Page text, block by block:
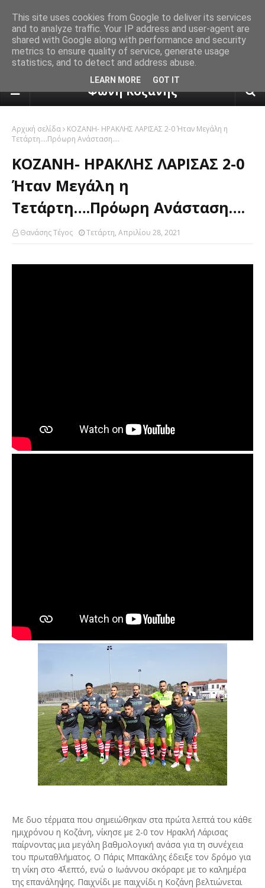
πρόγνωση καιρού από το
Φωνή Κοζάνης
Αρχική σελίδα
ΚΟΖΑΝΗ- ΗΡΑΚΛΗΣ ΛΑΡΙΣΑΣ 2-0 Ήταν Μεγάλη η
Τετάρτη….Πρόωρη Ανάσταση….
ΚΟΖΑΝΗ- ΗΡΑΚΛΗΣ ΛΑΡΙΣΑΣ 2-0
Ήταν Μεγάλη η
Τετάρτη….Πρόωρη Ανάσταση….
Θανάσης Τέγος Τετάρτη, Απριλίου 28, 2021
Με δυο τέρματα που σημειώθηκαν στα πρώτα λεπτά του κάθε
ημιχρόνου η Κοζάνη, νίκησε με 2-0 τον Ηρακλή Λάρισας
παίρνοντας μια μεγάλη βαθμολογική ανάσα για τη συνέχεια
του πρωταθλήματος. Ο Πάρις Μπακάλης έδειξε τον δρόμο για
τη νίκη στο 4΄λεπτό, ενώ ο Ιωάννου σκόραρε με το καλημέρα
της επανάληψης. Παιχνίδι με παιχνίδι η Κοζάνη βελτιώνεται
This site uses cookies from Google to deliver its services
and to analyze traffic. Your IP address and user-agent are
shared with Google along with performance and security
metrics to ensure quality of service, generate usage
statistics, and to detect and address abuse.
LEARN MORE GOT IT